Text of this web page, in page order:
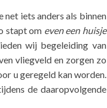
iets anders als binnen
stapt om even een huisje
wij begeleiding van
vliegveld en zorgen zo
u geregeld kan worden.
de daaropvolgende